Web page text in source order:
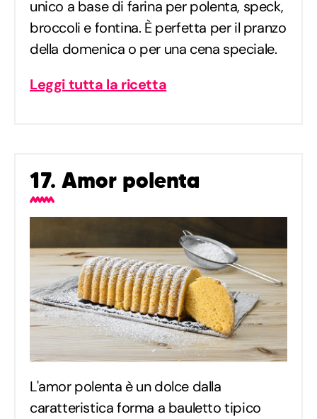
unico a base di farina per polenta, speck,
broccoli e fontina. È perfetta per il pranzo
della domenica o per una cena speciale.
Leggi tutta la ricetta
17. Amor polenta
L'amor polenta è un dolce dalla
caratteristica forma a bauletto tipico